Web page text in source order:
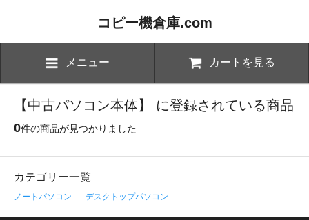
コピー機倉庫.com
メニュー カートを見る
【中古パソコン本体】 に登録されている商品
0件の商品が見つかりました
カテゴリー一覧
ノートパソコン デスクトップパソコン